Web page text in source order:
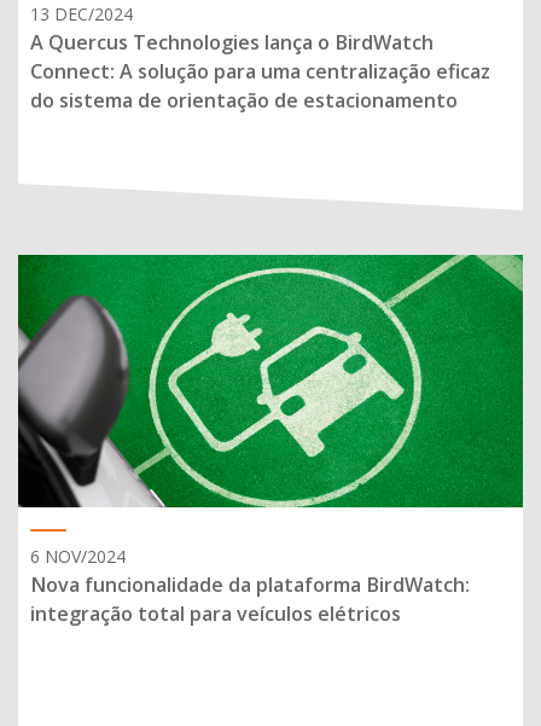
13 DEC/2024
A Quercus Technologies lança o BirdWatch
Connect: A solução para uma centralização eficaz
do sistema de orientação de estacionamento
6 NOV/2024
Nova funcionalidade da plataforma BirdWatch:
integração total para veículos elétricos